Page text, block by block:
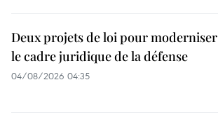
Deux projets de loi pour moderniser
le cadre juridique de la défense
04/08/2026 04:35